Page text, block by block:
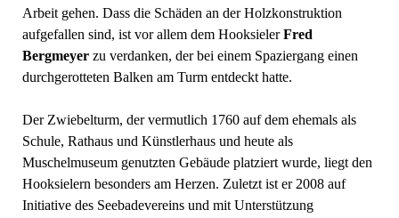
Arbeit gehen. Dass die Schäden an der Holzkonstruktion
aufgefallen sind, ist vor allem dem HooksielerFred
Bergmeyer zu verdanken, der bei einem Spaziergang einen
durchgerotteten Balken am Turm entdeckt hatte.
Der Zwiebelturm, der vermutlich 1760 auf dem ehemals als
Schule, Rathaus und Künstlerhaus und heute als
Muschelmuseum genutzten Gebäude platziert wurde, liegt den
Hooksielern besonders am Herzen. Zuletzt ist er 2008 auf
Initiative des Seebadevereins und mit Unterstützung